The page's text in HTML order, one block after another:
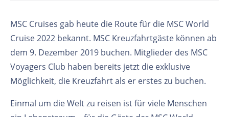
MSC Cruises gab heute die Route für die MSC World
Cruise 2022 bekannt. MSC Kreuzfahrtgäste können ab
dem 9. Dezember 2019 buchen. Mitglieder des MSC
Voyagers Club haben bereits jetzt die exklusive
Möglichkeit, die Kreuzfahrt als er erstes zu buchen.
Einmal um die Welt zu reisen ist für viele Menschen